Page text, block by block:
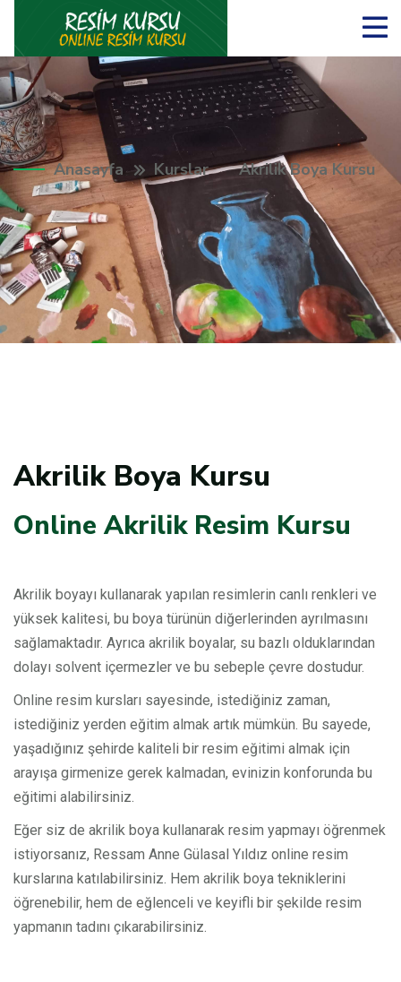
Anasayfa Kurslar Akrilik Boya Kursu
Akrilik Boya Kursu
Online Akrilik Resim Kursu
Akrilik boyayı kullanarak yapılan resimlerin canlı renkleri ve
yüksek kalitesi, bu boya türünün diğerlerinden ayrılmasını
sağlamaktadır. Ayrıca akrilik boyalar, su bazlı olduklarından
dolayı solvent içermezler ve bu sebeple çevre dostudur.
Online resim kursları sayesinde, istediğiniz zaman,
istediğiniz yerden eğitim almak artık mümkün. Bu sayede,
yaşadığınız şehirde kaliteli bir resim eğitimi almak için
arayışa girmenize gerek kalmadan, evinizin konforunda bu
eğitimi alabilirsiniz.
Eğer siz de akrilik boya kullanarak resim yapmayı öğrenmek
istiyorsanız, Ressam Anne Gülasal Yıldız online resim
kurslarına katılabilirsiniz. Hem akrilik boya tekniklerini
öğrenebilir, hem de eğlenceli ve keyifli bir şekilde resim
yapmanın tadını çıkarabilirsiniz.